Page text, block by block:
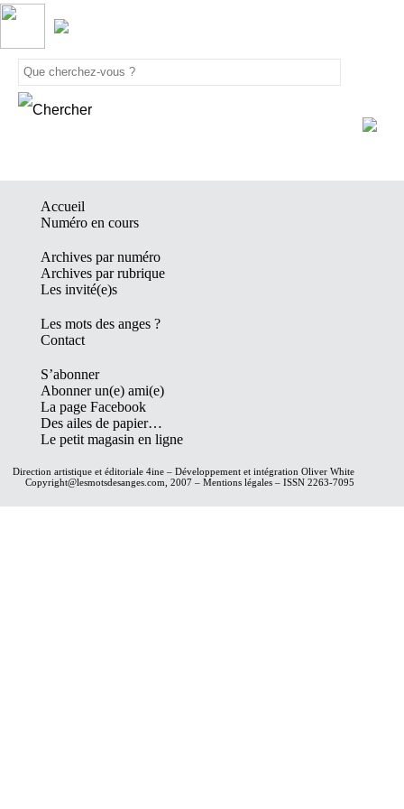
Accueil
Numéro en cours
Archives par numéro
Archives par rubrique
Les invité(e)s
Les mots des anges ?
Contact
S’abonner
Abonner un(e) ami(e)
La page Facebook
Des ailes de papier…
Le petit magasin en ligne
Direction artistique et éditoriale 4ine – Développement et intégration Oliver White
Copyright@lesmotsdesanges.com, 2007 – Mentions légales – ISSN 2263-7095